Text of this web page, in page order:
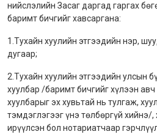
нийслэлийн Засаг даргад гаргах
баримт бичгийг хавсаргана:
1.Тухайн хуулийн этгээдийн нэр,
дугаар;
2.Тухайн хуулийн этгээдийн улсын
хуулбар /баримт бичгийг хүлээн авч
хуулбарыг эх хувьтай нь тулгаж,
тэмдэглэгээг үнэ төлбөргүй хийнэ/
ирүүлсэн бол нотариатчаар